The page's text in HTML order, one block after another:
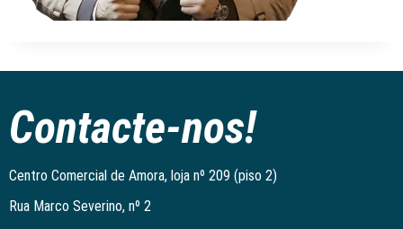
Contacte-nos!
Centro Comercial de Amora, loja nº 209 (piso 2)
Rua Marco Severino, nº 2